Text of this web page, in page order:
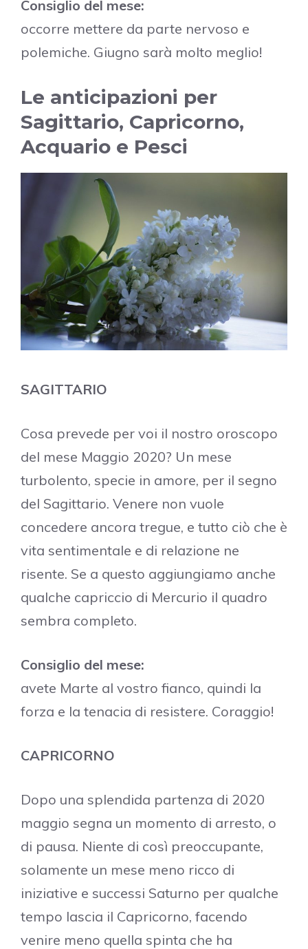
Consiglio del mese:
occorre mettere da parte nervoso e
polemiche. Giugno sarà molto meglio!
Le anticipazioni per
Sagittario, Capricorno,
Acquario e Pesci
SAGITTARIO
Cosa prevede per voi il nostro oroscopo
del mese Maggio 2020? Un mese
turbolento, specie in amore, per il segno
del Sagittario. Venere non vuole
concedere ancora tregue, e tutto ciò che è
vita sentimentale e di relazione ne
risente. Se a questo aggiungiamo anche
qualche capriccio di Mercurio il quadro
sembra completo.
Consiglio del mese:
avete Marte al vostro fianco, quindi la
forza e la tenacia di resistere. Coraggio!
CAPRICORNO
Dopo una splendida partenza di 2020
maggio segna un momento di arresto, o
di pausa. Niente di così preoccupante,
solamente un mese meno ricco di
iniziative e successi Saturno per qualche
tempo lascia il Capricorno, facendo
venire meno quella spinta che ha